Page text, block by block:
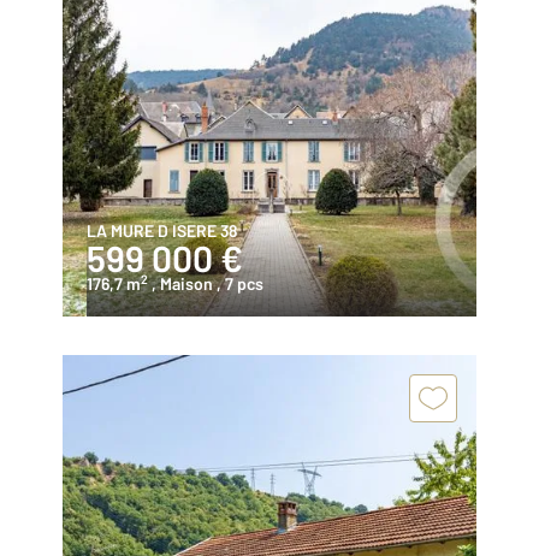
LA MURE D ISERE 38
599 000 €
176,7 m2 , Maison, 7 pcs